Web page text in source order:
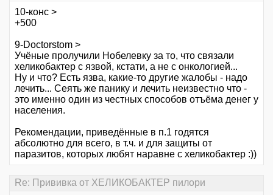
10-конс >
+500
9-Doctorstom >
Учёные пролучили Нобелевку за то, что связали
хеликобактер с язвой, кстати, а не с онкологией...
Ну и что? Есть язва, какие-то другие жалобы - надо
лечить... Сеять же панику и лечить неизвестно что -
это именно один из честных способов отъёма денег у
населения.
Рекомендации, приведённые в п.1 годятся
абсолютно для всего, в т.ч. и для защиты от
паразитов, которых любят наравне с хеликобактер :))
Re: Прививка от ХЕЛИКОБАКТЕР пилори